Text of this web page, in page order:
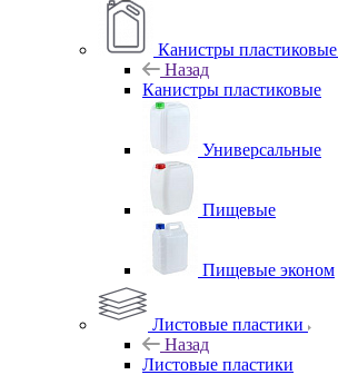
Канистры пластиковые
Назад
Канистры пластиковые
Универсальные
Пищевые
Пищевые эконом
Листовые пластики
Назад
Листовые пластики